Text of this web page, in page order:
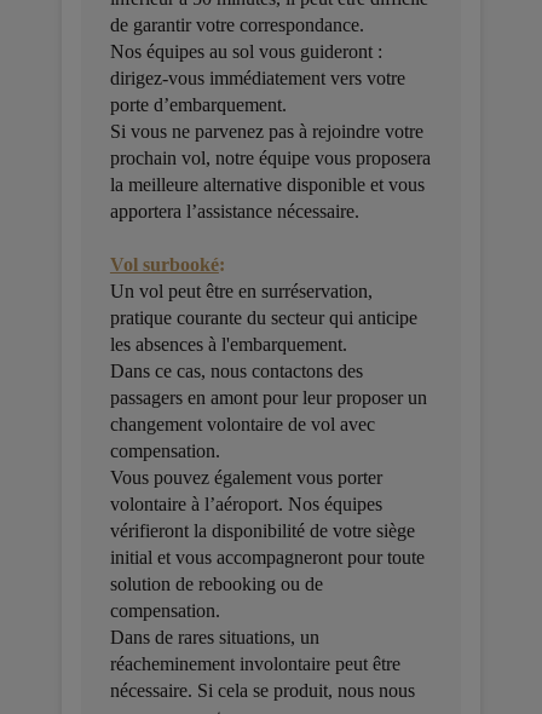
de garantir votre correspondance.
Nos équipes au sol vous guideront :
dirigez-vous immédiatement vers votre
porte d’embarquement.
Si vous ne parvenez pas à rejoindre votre
prochain vol, notre équipe vous proposera
la meilleure alternative disponible et vous
apportera l’assistance nécessaire.
Vol surbooké:
Un vol peut être en surréservation,
pratique courante du secteur qui anticipe
les absences à l'embarquement.
Dans ce cas, nous contactons des
passagers en amont pour leur proposer un
changement volontaire de vol avec
compensation.
Vous pouvez également vous porter
volontaire à l’aéroport. Nos équipes
vérifieront la disponibilité de votre siège
initial et vous accompagneront pour toute
solution de rebooking ou de
compensation.
Dans de rares situations, un
réacheminement involontaire peut être
nécessaire. Si cela se produit, nous nous